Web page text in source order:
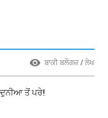
ਬਾਕੀ ਬਲੌਗਜ਼ / ਲੇਖ
ਦੁਨੀਆ ਤੋਂ ਪਰੇ!